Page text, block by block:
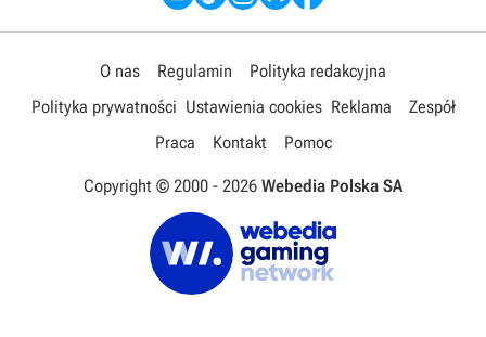
O nas Regulamin
Polityka redakcyjna
Polityka prywatności Ustawienia cookies Reklama
Zespół
Praca
Kontakt Pomoc
Copyright © 2000 - 2026 Webedia Polska SA